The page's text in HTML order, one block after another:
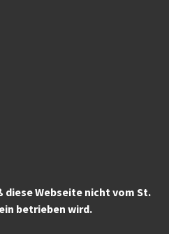
diese Webseite nicht vom St.
betrieben wird.